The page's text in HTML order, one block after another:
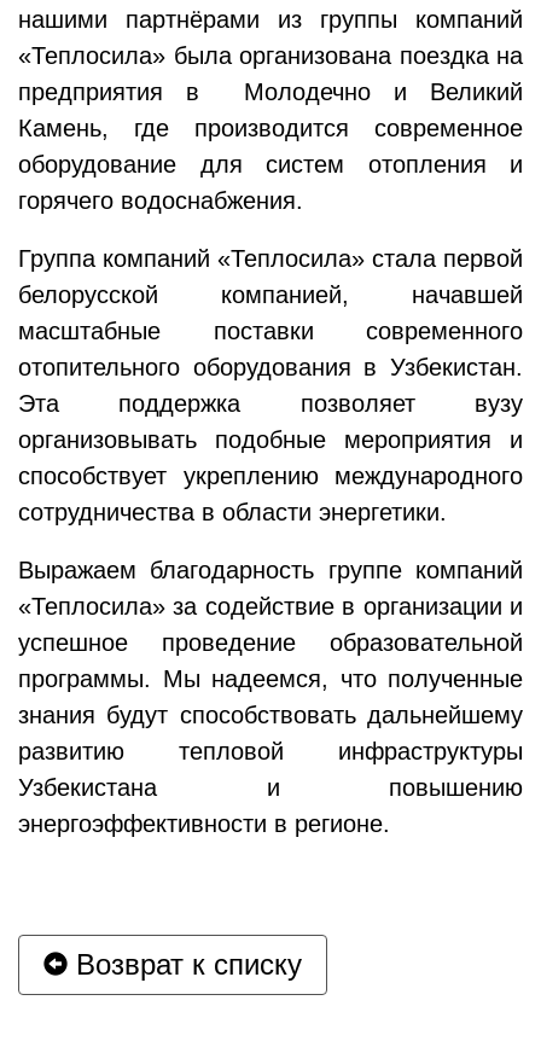
нашими партнёрами из группы компаний
«Теплосила» была организована поездка на
предприятия в Молодечно и Великий
Камень, где производится современное
оборудование для систем отопления и
горячего водоснабжения.
Группа компаний «Теплосила» стала первой
белорусской компанией, начавшей
масштабные поставки современного
отопительного оборудования в Узбекистан.
Эта поддержка позволяет вузу
организовывать подобные мероприятия и
способствует укреплению международного
сотрудничества в области энергетики.
Выражаем благодарность группе компаний
«Теплосила» за содействие в организации и
успешное проведение образовательной
программы. Мы надеемся, что полученные
знания будут способствовать дальнейшему
развитию тепловой инфраструктуры
Узбекистана и повышению
энергоэффективности в регионе.
Возврат к списку